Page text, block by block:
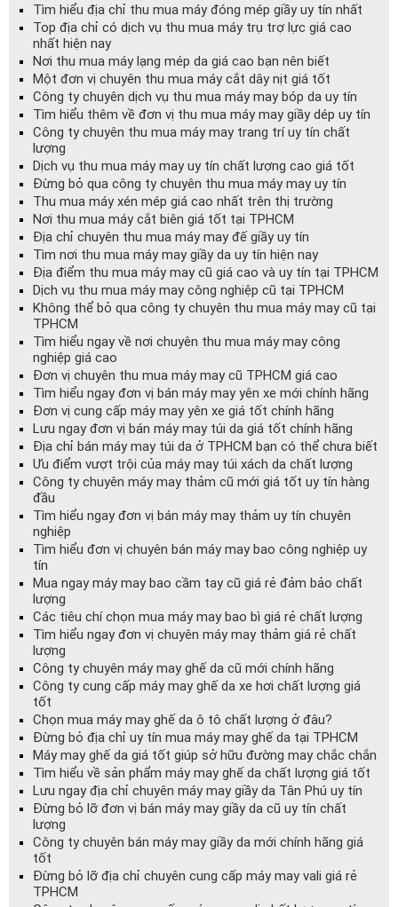
Tìm hiểu địa chỉ thu mua máy đóng mép giầy uy tín nhất
Top địa chỉ có dịch vụ thu mua máy trụ trợ lực giá cao
nhất hiện nay
Nơi thu mua máy lạng mép da giá cao bạn nên biết
Một đơn vị chuyên thu mua máy cắt dây nịt giá tốt
Công ty chuyên dịch vụ thu mua máy may bóp da uy tín
Tìm hiểu thêm về đơn vị thu mua máy may giầy dép uy tín
Công ty chuyên thu mua máy may trang trí uy tín chất
lượng
Dịch vụ thu mua máy may uy tín chất lượng cao giá tốt
Đừng bỏ qua công ty chuyên thu mua máy may uy tín
Thu mua máy xén mép giá cao nhất trên thị trường
Nơi thu mua máy cắt biên giá tốt tại TPHCM
Địa chỉ chuyên thu mua máy may đế giầy uy tín
Tìm nơi thu mua máy may giầy da uy tín hiện nay
Địa điểm thu mua máy may cũ giá cao và uy tín tại TPHCM
Dịch vụ thu mua máy may công nghiệp cũ tại TPHCM
Không thể bỏ qua công ty chuyên thu mua máy may cũ tại
TPHCM
Tìm hiểu ngay về nơi chuyên thu mua máy may công
nghiệp giá cao
Đơn vị chuyên thu mua máy may cũ TPHCM giá cao
Tìm hiểu ngay đơn vị bán máy may yên xe mới chính hãng
Đơn vị cung cấp máy may yên xe giá tốt chính hãng
Lưu ngay đơn vị bán máy may túi da giá tốt chính hãng
Địa chỉ bán máy may túi da ở TPHCM bạn có thể chưa biết
Ưu điểm vượt trội của máy may túi xách da chất lượng
Công ty chuyên máy may thảm cũ mới giá tốt uy tín hàng
đầu
Tìm hiểu ngay đơn vị bán máy may thảm uy tín chuyên
nghiệp
Tìm hiểu đơn vị chuyên bán máy may bao công nghiệp uy
tín
Mua ngay máy may bao cầm tay cũ giá rẻ đảm bảo chất
lượng
Các tiêu chí chọn mua máy may bao bì giá rẻ chất lượng
Tìm hiểu ngay đơn vị chuyên máy may thảm giá rẻ chất
lượng
Công ty chuyên máy may ghế da cũ mới chính hãng
Công ty cung cấp máy may ghế da xe hơi chất lượng giá
tốt
Chọn mua máy may ghế da ô tô chất lượng ở đâu?
Đừng bỏ địa chỉ uy tín mua máy may ghế da tại TPHCM
Máy may ghế da giá tốt giúp sở hữu đường may chắc chắn
Tìm hiểu về sản phẩm máy may ghế da chất lượng giá tốt
Lưu ngay địa chỉ chuyên máy may giầy da Tân Phú uy tín
Đừng bỏ lỡ đơn vị bán máy may giầy da cũ uy tín chất
lượng
Công ty chuyên bán máy may giầy da mới chính hãng giá
tốt
Đừng bỏ lỡ địa chỉ chuyên cung cấp máy may vali giá rẻ
TPHCM